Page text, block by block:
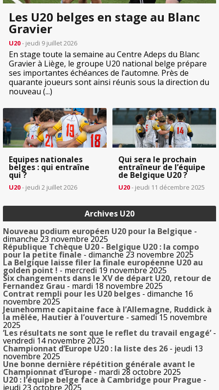
Les U20 belges en stage au Blanc
Gravier
U20- jeudi 9 juillet 2026
En stage toute la semaine au Centre Adeps du Blanc
Gravier à Liège, le groupe U20 national belge prépare
ses importantes échéances de l’automne. Près de
quarante joueurs sont ainsi réunis sous la direction du
nouveau (...)
Equipes nationales
belges : qui entraîne
qui ?
U20- jeudi 2 juillet 2026
Qui sera le prochain
entraîneur de l’équipe
de Belgique U20 ?
U20- jeudi 11 décembre 2025
Archives U20
Nouveau podium européen U20 pour la Belgique -
dimanche 23 novembre 2025
République Tchèque U20 - Belgique U20 : la compo
pour la petite finale - dimanche 23 novembre 2025
La Belgique laisse filer la finale européenne U20 au
golden point ! - mercredi 19 novembre 2025
Six changements dans le XV de départ U20, retour de
Fernandez Grau - mardi 18 novembre 2025
Contrat rempli pour les U20 belges - dimanche 16
novembre 2025
Jeunehomme capitaine face à l’Allemagne, Ruddick à
la mêlée, Hautier à l’ouverture - samedi 15 novembre
2025
’Les résultats ne sont que le reflet du travail engagé’-
vendredi 14 novembre 2025
Championnat d’Europe U20 : la liste des 26 - jeudi 13
novembre 2025
Une bonne dernière répétition générale avant le
Championnat d’Europe- mardi 28 octobre 2025
U20 : l’équipe belge face à Cambridge pour Prague -
jeudi 23 octobre 2025